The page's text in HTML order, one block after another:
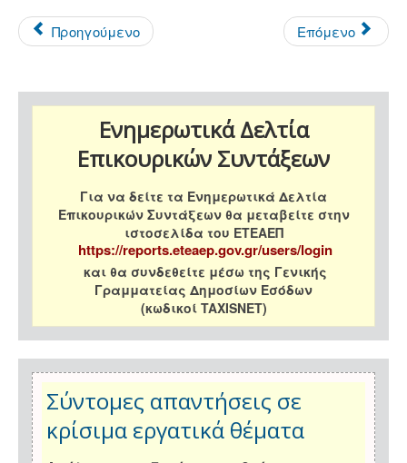
Προηγούμενο Επόμενο
Ενημερωτικά Δελτία
Επικουρικών Συντάξεων
Για να δείτε τα Ενημερωτικά Δελτία
Επικουρικών Συντάξεων θα μεταβείτε στην
ιστοσελίδα του ΕΤΕΑΕΠ
https://reports.eteaep.gov.gr/users/login
και θα συνδεθείτε μέσω της Γενικής
Γραμματείας Δημοσίων Εσόδων
(κωδικοί TAXISNET)
Σύντομες απαντήσεις σε
κρίσιμα εργατικά θέματα